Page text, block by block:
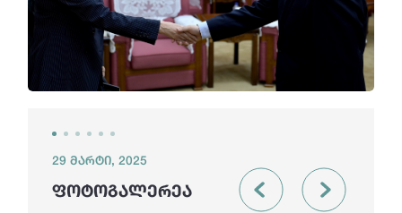
29 მარტი, 2025
ფოტოგალერეა